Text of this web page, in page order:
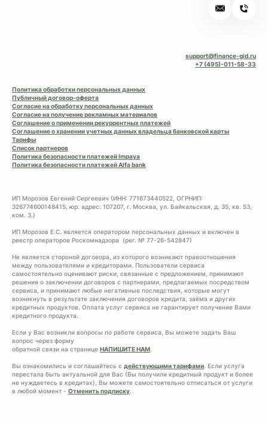
support@finance-gid.ru
+7 (495)-011-58-33
Политика обработки персональных данных
Публичный договор-оферта
Согласие на обработку персональных данных
Согласие на получение рекламных материалов
Соглашение о применении рекуррентных платежей
Соглашение о хранении учетных данных владельца банковской карты
Тарифы
Список партнеров
Политика безопасности платежей Impaya
Политика безопасности платежей Alfa bank
ИП Морозов Евгений Сергеевич (ИНН: 771673440522, ОГРНИП:
326774600148415, юр. адрес: 107207, г. Москва, ул. Байкальская, д. 35, кв. 53,
ком. 3.)
ИП Морозов Е.С. является оператором персональных данных и включен в
реестр операторов Роскомнадзора (рег. № 77-26-542847)
Не является стороной договора, из которого возникают правоотношения
между пользователями и кредиторами. Пользователи сервиса
самостоятельно оценивают риски, связанные с предложением, принимают
решения о заключении договоров с партнерами, предлагаемых посредством
сервиса, и принимают любые негативные последствия, которые могут
возникнуть в результате заключения договоров кредита, заёма и других
кредитных продуктов. Оплата услуг сервиса не гарантирует получение Вами
кредитного продукта.
Если у Вас возникли вопросы по работе сервиса, Вы можете задать Ваш
вопрос через форму
обратной связи на странице НАПИШИТЕ НАМ.
Вы ознакомились и соглашайтесь с действующими тарифами. Если услуга
перестала быть актуальной для Вас (Вы получили кредитный продукт и более
не нуждаетесь в кредитах), Вы можете самостоятельно отписаться от услуги
в любой момент - Отменить подписку.